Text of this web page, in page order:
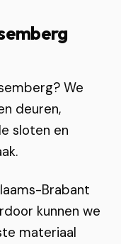
We
deuren,
sloten en
Brabant
kunnen we
materiaal